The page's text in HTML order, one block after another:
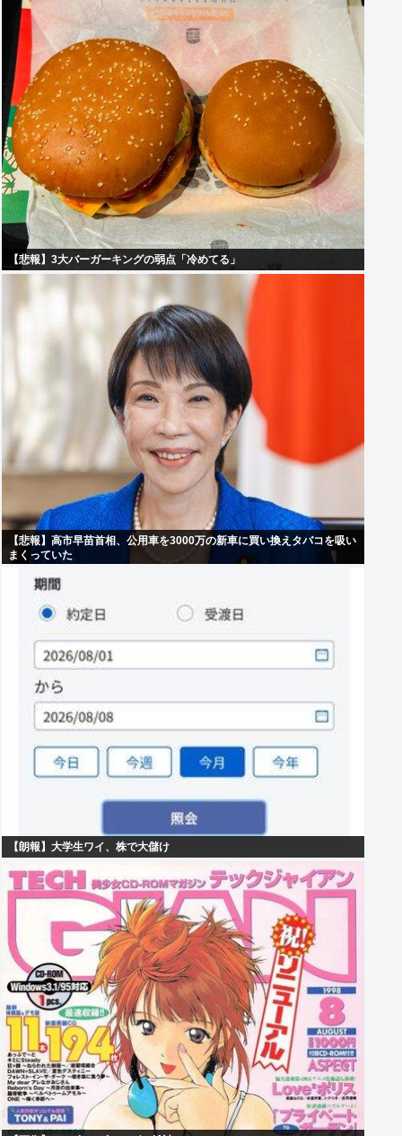
【悲報】3大バーガーキングの弱点「冷めてる」
【悲報】高市早苗首相、公用車を3000万の新車に買い換えタバコを吸い
まくっていた
【朗報】大学生ワイ、株で大儲け